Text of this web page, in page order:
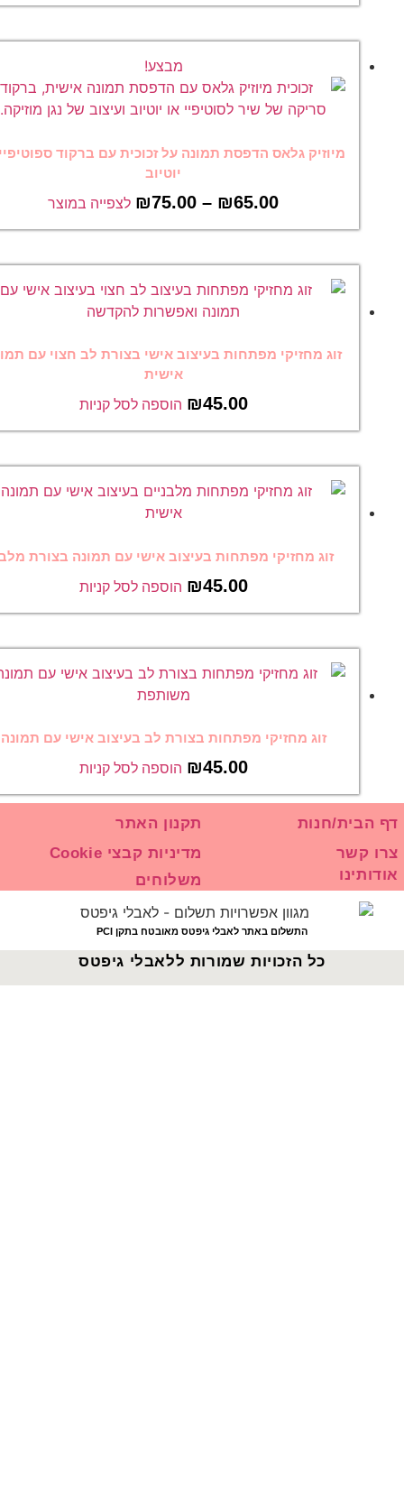
מבצע!
מיוזיק גלאס הדפסת תמונה על זכוכית עם ברקוד ספוטיפיי או
יוטיוב
₪65.00
–
₪75.00 לצפייה במוצר
זוג מחזיקי מפתחות בעיצוב אישי בצורת לב חצוי עם תמונה
אישית
₪45.00 הוספה לסל קניות
זוג מחזיקי מפתחות בעיצוב אישי עם תמונה בצורת מלבן
₪45.00 הוספה לסל קניות
זוג מחזיקי מפתחות בצורת לב בעיצוב אישי עם תמונה
₪45.00 הוספה לסל קניות
חנות
תקנון האתר
מדיניות קבצי Cookie
משלוחים
התשלום באתר לאבלי גיפטס מאובטח בתקן PCI
כל הזכויות שמורות ללאבלי גיפטס